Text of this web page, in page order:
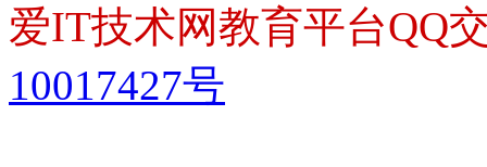
爱IT技术网教育平台QQ
10017427号